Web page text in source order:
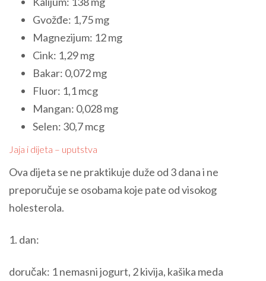
Gvožđe: 1,75 mg
Magnezijum: 12 mg
Cink: 1,29 mg
Bakar: 0,072 mg
Fluor: 1,1 mcg
Mangan: 0,028 mg
Selen: 30,7 mcg
Jaja i dijeta – uputstva
Ova dijeta se ne praktikuje duže od 3 dana i ne
preporučuje se osobama koje pate od visokog
holesterola.
1. dan:
doručak: 1 nemasni jogurt, 2 kivija, kašika meda